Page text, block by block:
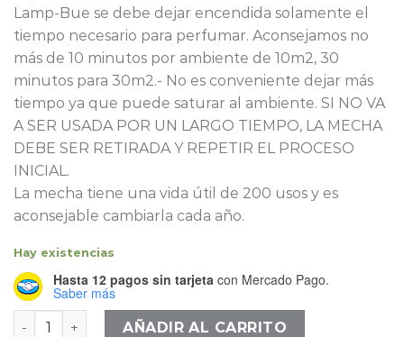
Lamp-Bue se debe dejar encendida solamente el
tiempo necesario para perfumar. Aconsejamos no
más de 10 minutos por ambiente de 10m2, 30
minutos para 30m2.- No es conveniente dejar más
tiempo ya que puede saturar al ambiente. SI NO VA
A SER USADA POR UN LARGO TIEMPO, LA MECHA
DEBE SER RETIRADA Y REPETIR EL PROCESO
INICIAL.
La mecha tiene una vida útil de 200 usos y es
aconsejable cambiarla cada año.
Hay existencias
Hasta 12 pagos sin tarjeta con Mercado Pago.
Saber más
Lampbue ambar craquelada cantidad
AÑADIR AL CARRITO